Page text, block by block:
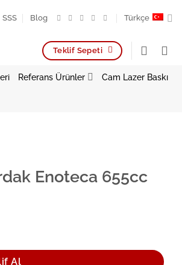
SSS Blog Türkçe
Teklif Sepeti
Referans Ürünler Cam Lazer Baskı
Enoteca 655cc
Al